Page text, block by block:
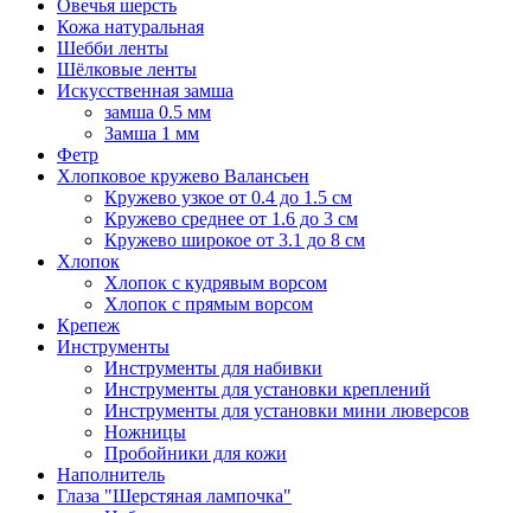
Овечья шерсть
Кожа натуральная
Шебби ленты
Шёлковые ленты
Искусственная замша
замша 0.5 мм
Замша 1 мм
Фетр
Хлопковое кружево Валансьен
Кружево узкое от 0.4 до 1.5 см
Кружево среднее от 1.6 до 3 см
Кружево широкое от 3.1 до 8 см
Хлопок
Хлопок с кудрявым ворсом
Хлопок с прямым ворсом
Крепеж
Инструменты
Инструменты для набивки
Инструменты для установки креплений
Инструменты для установки мини люверсов
Ножницы
Пробойники для кожи
Наполнитель
Глаза "Шерстяная лампочка"